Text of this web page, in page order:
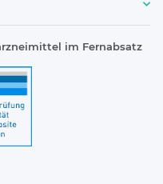
im Fernabsatz